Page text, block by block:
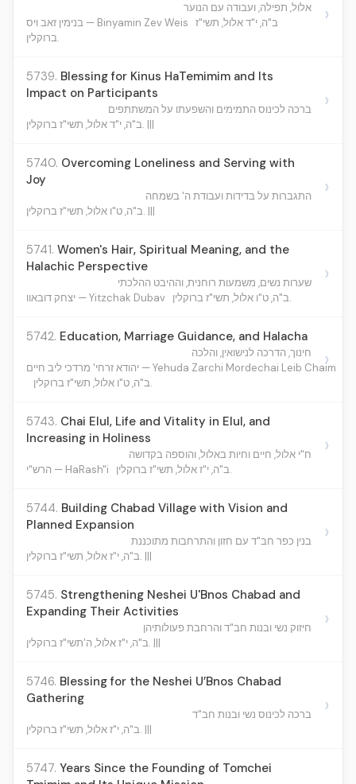
אלול, תפילה, ועבודה עם הנוער
בנימין זאב ויס — Binyamin Zev Weis ב"ה, י"ד אלול, תשי"ז
ברוקלין.
›
5739. Blessing for Kinus HaTemimim and Its
Impact on Participants
ברכה לכינוס התמימים והשפעתו על המשתתפים
ב"ה, י"ד אלול, תשי"ז ברוקלין. |||
›
5740. Overcoming Loneliness and Serving with
Joy
התגברות על בדידות ועבודת ה' בשמחה
ב"ה, ט"ו אלול, תשי"ז ברוקלין. |||
›
5741. Women's Hair, Spiritual Meaning, and the
Halachic Perspective
שערות נשים, משמעות רוחנית, וההיבט ההלכתי
יצחק דובאוו — Yitzchak Dubav
ב"ה, ט"ו אלול, תשי"ז ברוקלין.
›
5742. Education, Marriage Guidance, and Halacha
חינוך, הדרכה לנישואין, והלכה
יהודא זרחי' מרדכי ליב חיים — Yehuda Zarchi Mordechai Leib Chaim
ב"ה, ט"ו אלול, תשי"ז ברוקלין.
›
5743. Chai Elul, Life and Vitality in Elul, and
Increasing in Holiness
ח"י אלול, חיים וחיות באלול, והוספה בקדושה
הרש"י — HaRash"i
ב"ה, י"ז אלול, תשי"ז ברוקלין.
›
5744. Building Chabad Village with Vision and
Planned Expansion
בנין כפר חב"ד עם חזון והתרחבות מתוכננת
ב"ה, י"ז אלול, תשי"ז ברוקלין. |||
›
5745. Strengthening Neshei U'Bnos Chabad and
Expanding Their Activities
חיזוק נשי ובנות חב"ד והרחבת פעולותיהן
ב"ה, י"ז אלול, ה'תשי"ז ברוקלין. |||
›
5746. Blessing for the Neshei U’Bnos Chabad
Gathering
ברכה לכינוס נשי ובנות חב"ד
ב"ה, י"ז אלול, תשי"ז ברוקלין. |||
›
5747. Years Since the Founding of Tomchei